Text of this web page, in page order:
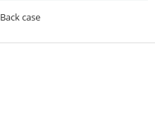
Back case